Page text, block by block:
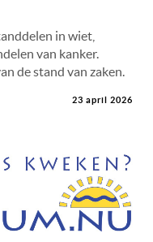
in wiet,
van kanker.
de stand van zaken.
23 april 2026